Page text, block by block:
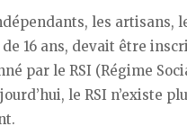
les artisans,
16 ans, devait être
par le RSI (Régime
le RSI n’existe